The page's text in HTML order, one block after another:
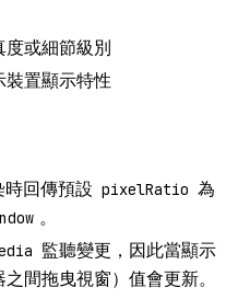
或細節級別
裝置顯示特性
時回傳預設 pixelRatio 為
。
監聽變更，因此當顯示
間拖曳視窗）值會更新。